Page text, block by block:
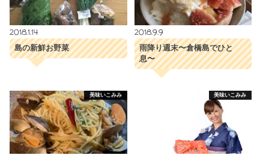
2018.1.14
島の新鮮お野菜
2018.9.9
雨降り週末〜倉橋島でひと
息〜
美味いこみみ 美味いこみみ